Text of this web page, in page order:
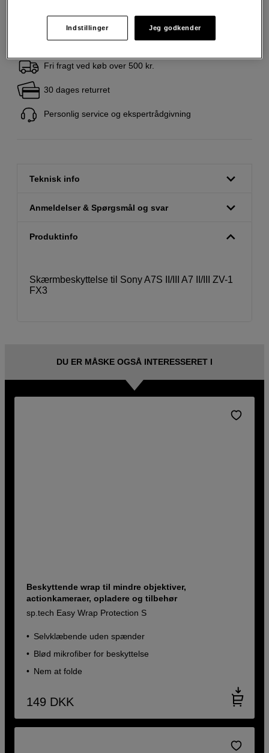
Fri fragt ved køb over 500 kr.
30 dages returret
Personlig service og ekspertrådgivning
Teknisk info
Anmeldelser & Spørgsmål og svar
Produktinfo
Skærmbeskyttelse til Sony A7S II/III A7 II/III ZV-1
FX3
DU ER MÅSKE OGSÅ INTERESSERET I
Beskyttende wrap til mindre objektiver,
actionkameraer, opladere og tilbehør
sp.tech Easy Wrap Protection S
Selvklæbende uden spænder
Blød mikrofiber for beskyttelse
Nem at folde
149 DKK
Indstillinger Jeg godkender